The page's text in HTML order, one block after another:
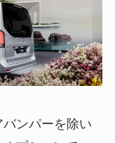
ンパーを除い